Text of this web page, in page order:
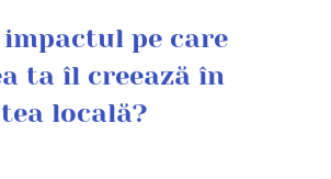
impactul pe care
ta îl creează în
locală?